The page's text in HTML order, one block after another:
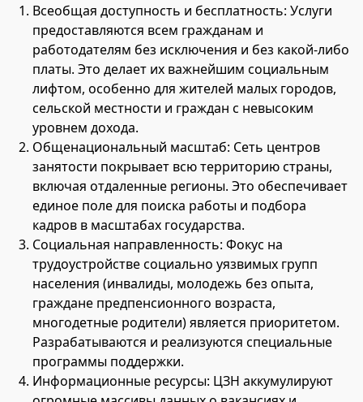
Всеобщая доступность и бесплатность: Услуги
предоставляются всем гражданам и
работодателям без исключения и без какой-либо
платы. Это делает их важнейшим социальным
лифтом, особенно для жителей малых городов,
сельской местности и граждан с невысоким
уровнем дохода.
Общенациональный масштаб: Сеть центров
занятости покрывает всю территорию страны,
включая отдаленные регионы. Это обеспечивает
единое поле для поиска работы и подбора
кадров в масштабах государства.
Социальная направленность: Фокус на
трудоустройстве социально уязвимых групп
населения (инвалиды, молодежь без опыта,
граждане предпенсионного возраста,
многодетные родители) является приоритетом.
Разрабатываются и реализуются специальные
программы поддержки.
Информационные ресурсы: ЦЗН аккумулируют